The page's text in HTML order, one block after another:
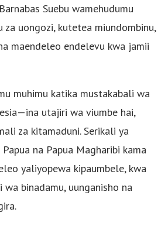
Suebu wamehudumu
za uongozi, kutetea miundombinu,
maendeleo endelevu kwa jamii
muhimu katika mustakabali wa
utajiri wa viumbe hai,
za kitamaduni. Serikali ya
na Papua Magharibi kama
yaliyopewa kipaumbele, kwa
binadamu, uunganisho na